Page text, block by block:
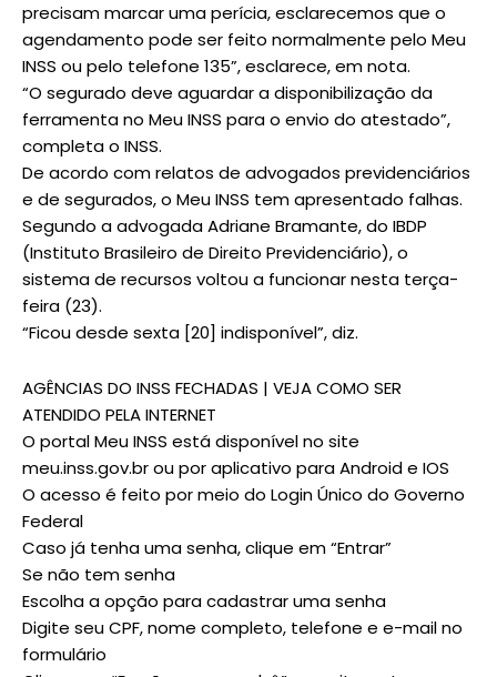
precisam marcar uma perícia, esclarecemos que o
agendamento pode ser feito normalmente pelo Meu
INSS ou pelo telefone 135”, esclarece, em nota.
“O segurado deve aguardar a disponibilização da
ferramenta no Meu INSS para o envio do atestado”,
completa o INSS.
De acordo com relatos de advogados previdenciários
e de segurados, o Meu INSS tem apresentado falhas.
Segundo a advogada Adriane Bramante, do IBDP
(Instituto Brasileiro de Direito Previdenciário), o
sistema de recursos voltou a funcionar nesta terça-
feira (23).
“Ficou desde sexta [20] indisponível”, diz.
AGÊNCIAS DO INSS FECHADAS | VEJA COMO SER
ATENDIDO PELA INTERNET
O portal Meu INSS está disponível no site
meu.inss.gov.br ou por aplicativo para Android e IOS
O acesso é feito por meio do Login Único do Governo
Federal
Caso já tenha uma senha, clique em “Entrar”
Se não tem senha
Escolha a opção para cadastrar uma senha
Digite seu CPF, nome completo, telefone e e-mail no
formulário